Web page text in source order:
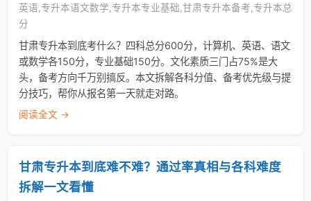
英语,专升本语文数学,专升本专业基础,甘肃专升本备考,专升本总
分
甘肃专升本到底考什么？四科总分600分，计算机、英语、语文
或数学各150分，专业基础150分。文化素质三门占75%是大
头，备考方向千万别搞反。本文拆解各科分值、备考优先级与提
分技巧，帮你从报名第一天就走对路。
阅读全文 →
甘肃专升本到底难不难？通过率真相与各科难度
拆解一文看懂